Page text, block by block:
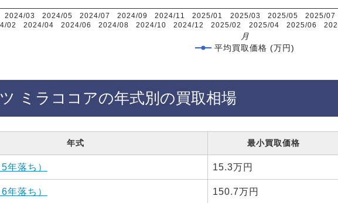
平均買取価格 (万円)
02
2024/03
2024/04
2024/05
2024/06
2024/07
2024/08
2024/09
2024/10
2024/11
2024/12
2025/01
2025/02
2025/03
2025/04
2025/05
2025/06
2025/07
月
ミラココアの年式別の買取相場
年式 最小買取価格
年落ち） 15.3万円
年落ち） 150.7万円